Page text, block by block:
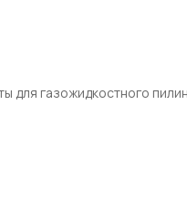
для газожидкостного